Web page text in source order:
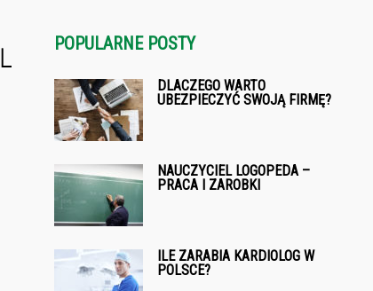
POPULARNE POSTY
DLACZEGO WARTO
UBEZPIECZYĆ SWOJĄ FIRMĘ?
NAUCZYCIEL LOGOPEDA –
PRACA I ZAROBKI
ILE ZARABIA KARDIOLOG W
POLSCE?